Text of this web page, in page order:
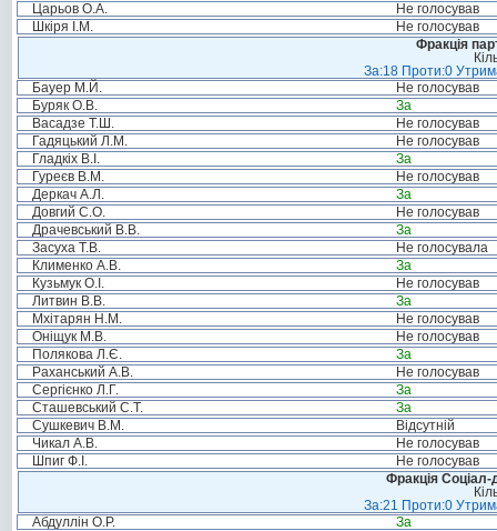
Царьов О.А.
Не голосував
Шкіря І.М.
Не голосував
Фракція
За:18 Проти:0
Бауер М.Й.
Не голосував
Буряк О.В.
За
Васадзе Т.Ш.
Не голосував
Гадяцький Л.М.
Не голосував
Гладкіх В.І.
За
Гуреєв В.М.
Не голосував
Деркач А.Л.
За
Довгий С.О.
Не голосував
Драчевський В.В.
За
Засуха Т.В.
Не голосувала
Клименко А.В.
За
Кузьмук О.І.
Не голосував
Литвин В.В.
За
Мхітарян Н.М.
Не голосував
Оніщук М.В.
Не голосував
Полякова Л.Є.
За
Раханський А.В.
Не голосував
Сергієнко Л.Г.
За
Сташевський С.Т.
За
Сушкевич В.М.
Відсутній
Чикал А.В.
Не голосував
Шпиг Ф.І.
Не голосував
Фракція Соціал-
За:21 Проти:0
Абдуллін О.Р.
За